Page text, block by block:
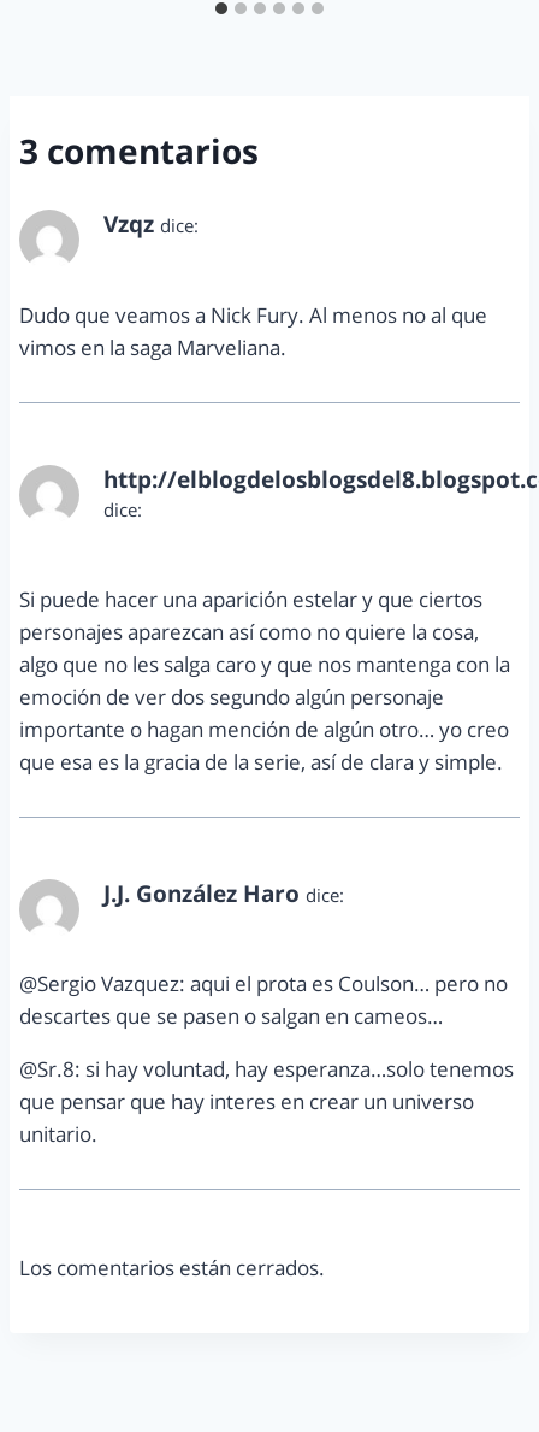
3 comentarios
Vzqz dice:
Dudo que veamos a Nick Fury. Al menos no al que
vimos en la saga Marveliana.
http://
dice:
Si puede hacer una aparición estelar y que ciertos
personajes aparezcan así como no quiere la cosa,
algo que no les salga caro y que nos mantenga con la
emoción de ver dos segundo algún personaje
importante o hagan mención de algún otro… yo creo
que esa es la gracia de la serie, así de clara y simple.
J.J. González Haro dice:
@Sergio Vazquez: aqui el prota es Coulson… pero no
descartes que se pasen o salgan en cameos…
@Sr.8: si hay voluntad, hay esperanza…solo tenemos
que pensar que hay interes en crear un universo
unitario.
Los comentarios están cerrados.